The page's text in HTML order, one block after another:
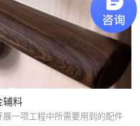
辅料
一项工程中所需要用到的配件